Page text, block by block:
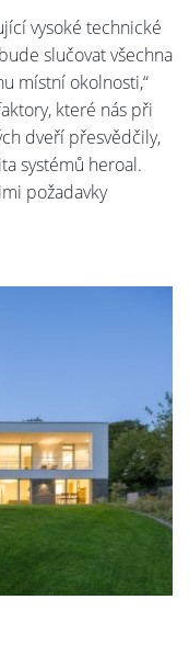
vysoké technické
slučovat všechna
místní okolnosti,“
které nás při
dveří přesvědčily,
systémů heroal.
požadavky